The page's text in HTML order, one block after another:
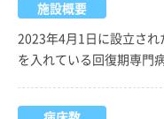
施設概要
2023年4月1日に設立さ
を入れている回復期専門